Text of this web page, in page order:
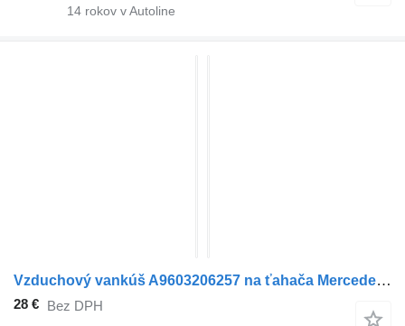
14 rokov v Autoline
Vzduchový vankúš A9603206257 na ťahača Mercedes-Benz ACTROS MP4
28 € Bez DPH